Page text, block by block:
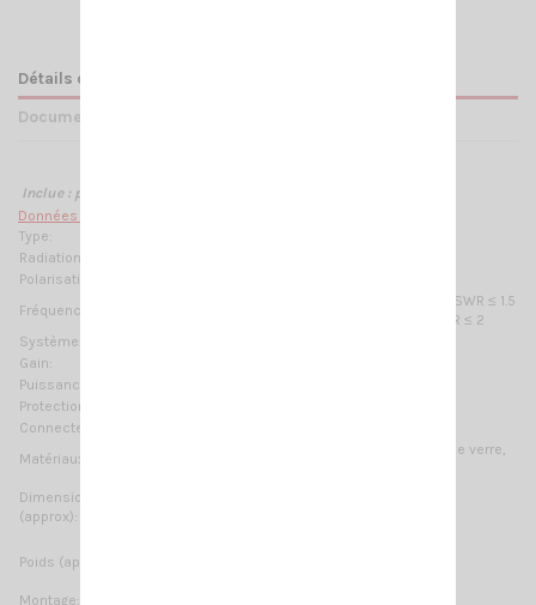
Détails du produit
Documents joints
Inclue : patte de fixation
Données techniques :
Type:
Radiation:
Polarisation:
Fréquences:
TX band: 156 – 157.425 MHz @ SWR ≤ 1.5
RX band: 156 – 162 MHz @ SWR ≤ 2
Système:
Gain:
Puissance Max:
Protection contre la mise à la terre:
Connecteurr:
Matériaux:
acier chromé, acier inoxydable 17/7 PH, Fibre de verre,
Dimensions
(approx):
Poids (approx):
Montage: